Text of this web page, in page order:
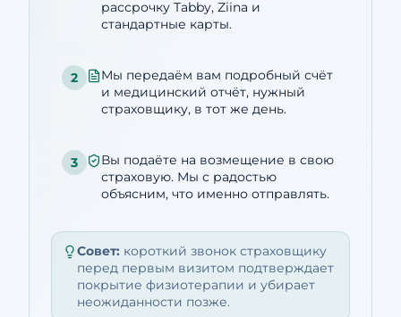
рассрочку Tabby, Ziina и
стандартные карты.
2
Мы передаём вам подробный счёт
и медицинский отчёт, нужный
страховщику, в тот же день.
3
Вы подаёте на возмещение в свою
страховую. Мы с радостью
объясним, что именно отправлять.
Совет: короткий звонок страховщику
перед первым визитом подтверждает
покрытие физиотерапии и убирает
неожиданности позже.